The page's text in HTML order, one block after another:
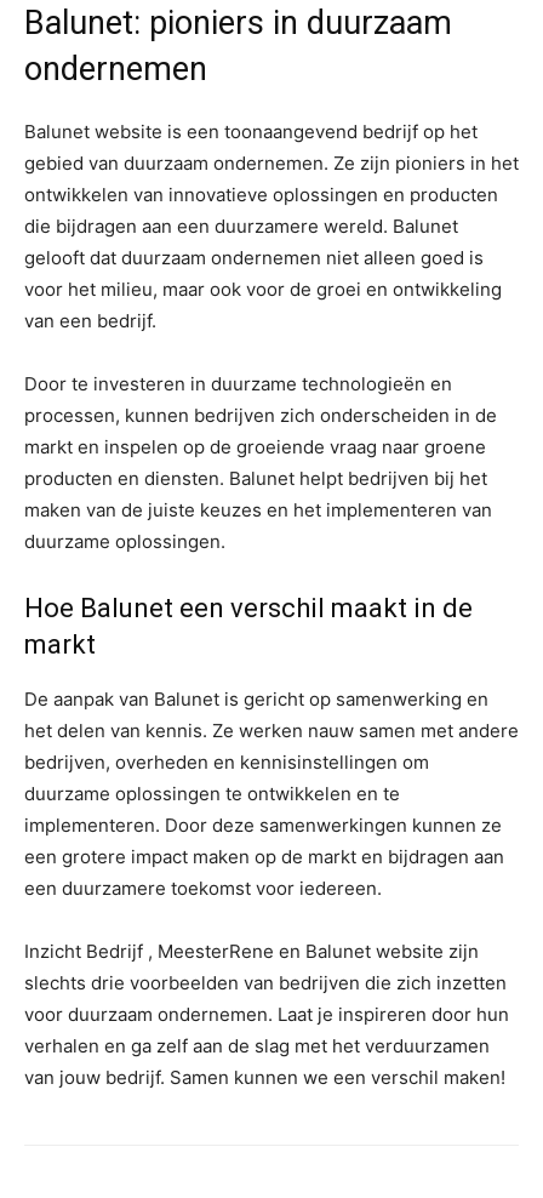
Balunet: pioniers in duurzaam
ondernemen
Balunet website is een toonaangevend bedrijf op het
gebied van duurzaam ondernemen. Ze zijn pioniers in het
ontwikkelen van innovatieve oplossingen en producten
die bijdragen aan een duurzamere wereld. Balunet
gelooft dat duurzaam ondernemen niet alleen goed is
voor het milieu, maar ook voor de groei en ontwikkeling
van een bedrijf.
Door te investeren in duurzame technologieën en
processen, kunnen bedrijven zich onderscheiden in de
markt en inspelen op de groeiende vraag naar groene
producten en diensten. Balunet helpt bedrijven bij het
maken van de juiste keuzes en het implementeren van
duurzame oplossingen.
Hoe Balunet een verschil maakt in de
markt
De aanpak van Balunet is gericht op samenwerking en
het delen van kennis. Ze werken nauw samen met andere
bedrijven, overheden en kennisinstellingen om
duurzame oplossingen te ontwikkelen en te
implementeren. Door deze samenwerkingen kunnen ze
een grotere impact maken op de markt en bijdragen aan
een duurzamere toekomst voor iedereen.
Inzicht Bedrijf , MeesterRene en Balunet website zijn
slechts drie voorbeelden van bedrijven die zich inzetten
voor duurzaam ondernemen. Laat je inspireren door hun
verhalen en ga zelf aan de slag met het verduurzamen
van jouw bedrijf. Samen kunnen we een verschil maken!